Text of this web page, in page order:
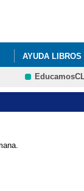
AYUDA
LISTADOS DE